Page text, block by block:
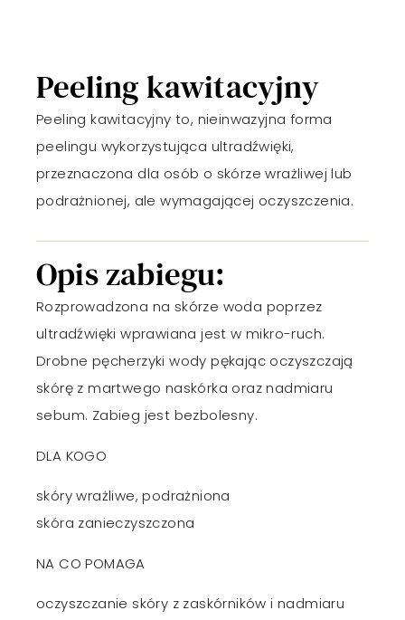
Peeling kawitacyjny
Peeling kawitacyjny to, nieinwazyjna forma
peelingu wykorzystująca ultradźwięki,
przeznaczona dla osób o skórze wrażliwej lub
podrażnionej, ale wymagającej oczyszczenia.
Opis zabiegu:
Rozprowadzona na skórze woda poprzez
ultradźwięki wprawiana jest w mikro-ruch.
Drobne pęcherzyki wody pękając oczyszczają
skórę z martwego naskórka oraz nadmiaru
sebum. Zabieg jest bezbolesny.
DLA KOGO
skóry wrażliwe, podrażniona
skóra zanieczyszczona
NA CO POMAGA
oczyszczanie skóry z zaskórników i nadmiaru